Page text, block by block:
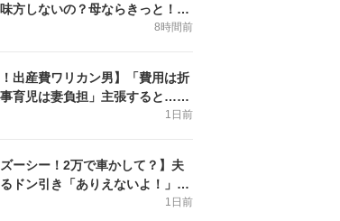
方しないの？母ならきっと！＜
#4コマ母道場
8時間前
！出産費ワリカン男】「費用は折
育児は妻負担」主張すると…＜
#4コマ母道場
1日前
ズーシー！2万で車かして？】夫
ドン引き「ありえないよ！」＜
#4コマ母道場
1日前